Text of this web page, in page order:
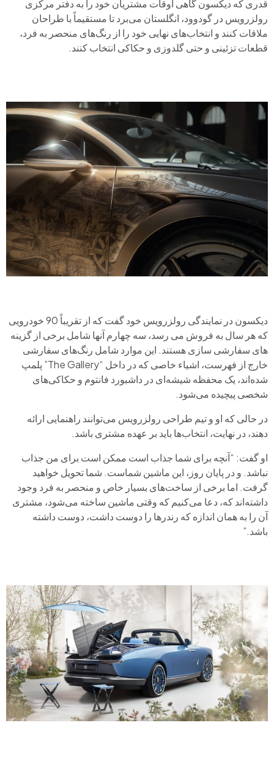
قدری که دیکسون گاهی اوقات مشتریان خود را به دفتر مرکزی
رولزرویس در گودوود، انگلستان می‌برد تا مستقیماً با طراحان
ملاقات کنند و انتخاب‌های نهایی خود را از رنگ‌های منحصر به فرد،
قطعات تزئینی و حتی گلدوزی و حکاکی انتخاب کنند.
دیکسون در نمایندگی رولزرویس خود گفت که از تقریباً 90 خودرویی
که هر سال به فروش می رسد، سه چهارم آنها شامل برخی از گزینه
های سفارشی سازی هستند. این موارد شامل رنگ‌های سفارشی
خارج از فهرست، اشیاء خاصی که در داخل “The Gallery” پلمپ
شده‌اند، یک محفظه شیشه‌ای در داشبورد فانتوم و حکاکی‌های
شخصی پیچیده می‌شود.
در حالی که او و تیم طراحی رولزرویس می‌توانند راهنمایی ارائه
دهند، در نهایت، انتخاب‌ها باید بر عهده مشتری باشد.
او گفت: “آنچه برای شما جذاب است ممکن است برای من جذاب
نباشد. و در پایان روز، این ماشین شماست. شما تحویل خواهید
گرفت. اما برخی از ساخت‌های بسیار خاص و منحصر به فرد وجود
داشته‌اند که، دعا می‌کنیم که وقتی ماشین ساخته می‌شود، مشتری
آن را به همان اندازه که رندرها را دوست داشت، دوست داشته
باشد.”